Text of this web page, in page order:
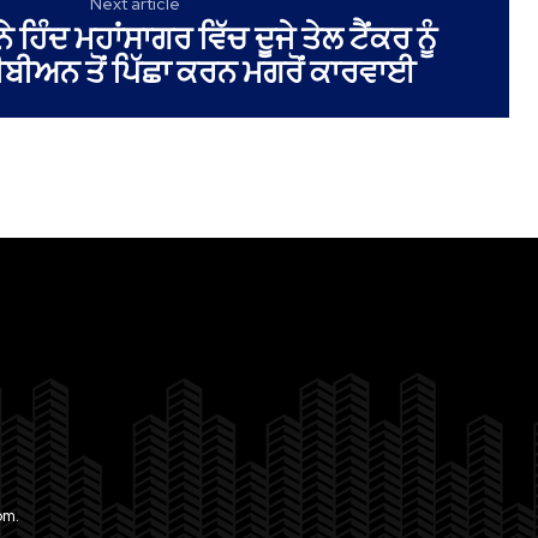
ਹਿੰਦ ਮਹਾਂਸਾਗਰ ਵਿੱਚ ਦੂਜੇ ਤੇਲ ਟੈਂਕਰ ਨੂੰ
ਤੋਂ ਪਿੱਛਾ ਕਰਨ ਮਗਰੋਂ ਕਾਰਵਾਈ